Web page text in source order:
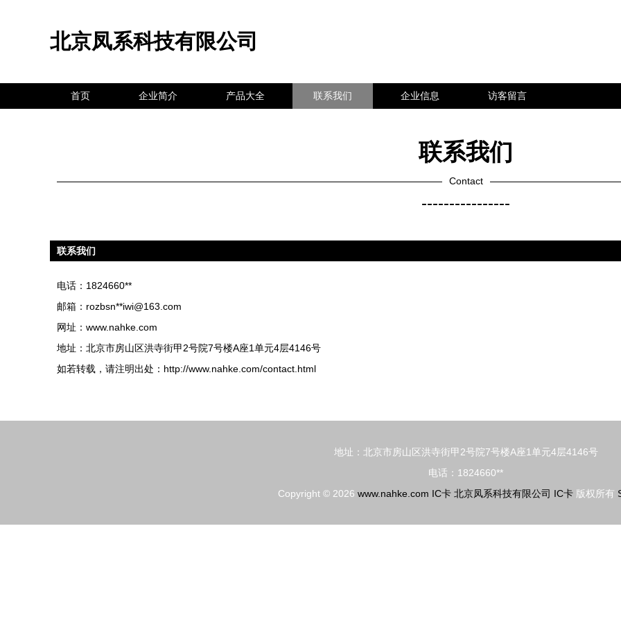
北京凤系科技有限公司
首页 企业简介 产品大全 联系我们 企业信息 访客留言
联系我们
Contact
----------------
联系我们
电话：1824660**
邮箱：rozbsn**iwi@163.com
网址： www.nahke.com
地址：北京市房山区洪寺街甲2号院7号楼A座1单元4层4146号
如若转载，请注明出处：http://www.nahke.com/contact.html
地址：北京市房山区洪寺街甲2号院7号楼A座1单元4层4146号
电话：1824660**
Copyright © 2026 www.nahke.com IC卡 北京凤系科技有限公司 IC卡 版权所有